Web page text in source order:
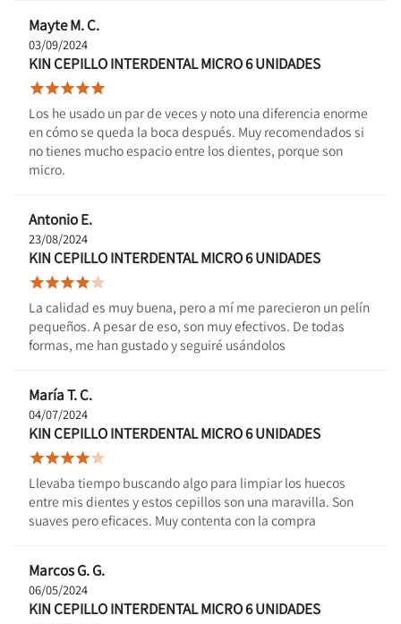
Mayte M. C.
03/09/2024
KIN CEPILLO INTERDENTAL MICRO 6 UNIDADES

Los he usado un par de veces y noto una diferencia enorme
en cómo se queda la boca después. Muy recomendados si
no tienes mucho espacio entre los dientes, porque son
micro.
Antonio E.
23/08/2024
KIN CEPILLO INTERDENTAL MICRO 6 UNIDADES

La calidad es muy buena, pero a mí me parecieron un pelín
pequeños. A pesar de eso, son muy efectivos. De todas
formas, me han gustado y seguiré usándolos
María T. C.
04/07/2024
KIN CEPILLO INTERDENTAL MICRO 6 UNIDADES

Llevaba tiempo buscando algo para limpiar los huecos
entre mis dientes y estos cepillos son una maravilla. Son
suaves pero eficaces. Muy contenta con la compra
Marcos G. G.
06/05/2024
KIN CEPILLO INTERDENTAL MICRO 6 UNIDADES